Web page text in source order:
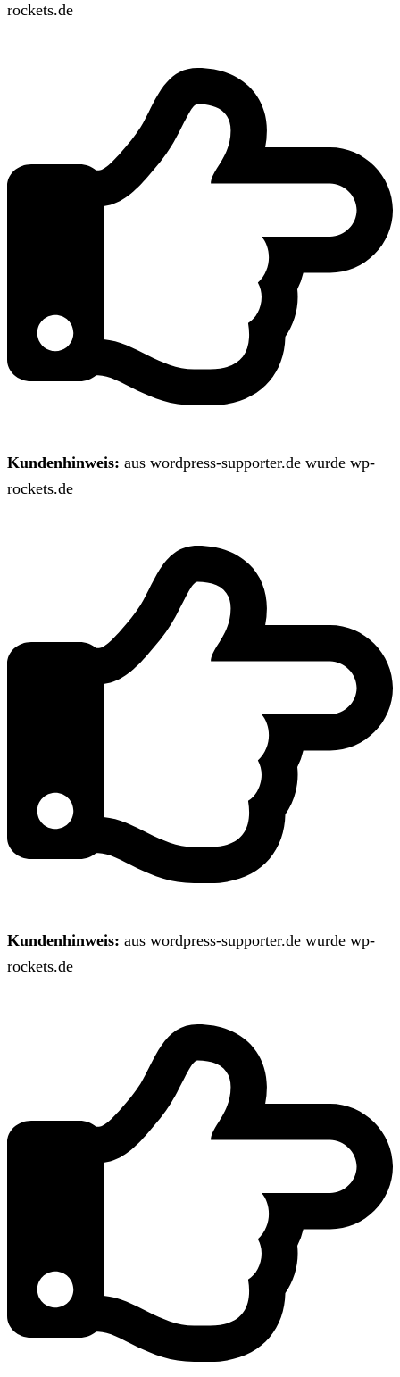
rockets.de
Kundenhinweis: aus wordpress-supporter.de wurde wp-
rockets.de
Kundenhinweis: aus wordpress-supporter.de wurde wp-
rockets.de